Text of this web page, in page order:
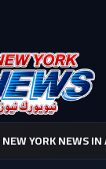
NEW YORK NEWS